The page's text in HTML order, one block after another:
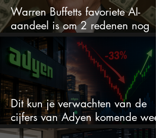
Warren Buffetts favoriete AI-
aandeel is om 2 redenen nog
steeds koopwaardig
Dit kun je verwachten van de
cijfers van Adyen komende
na 33% daling